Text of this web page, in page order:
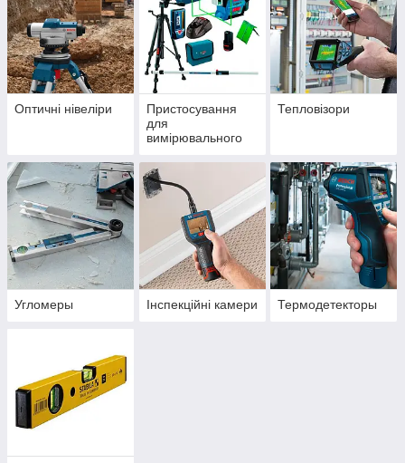
Оптичні нівеліри
Пристосування
для
вимірювального
Тепловізори
Угломеры Інспекційні камери Термодетекторы